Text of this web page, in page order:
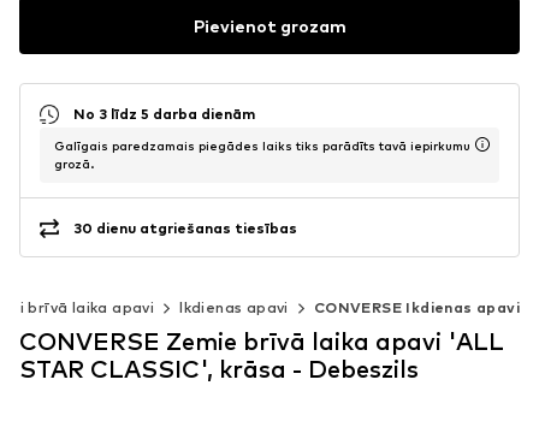
Pievienot grozam
No 3 līdz 5 darba dienām
Galīgais paredzamais piegādes laiks tiks parādīts tavā iepirkumu
grozā.
30 dienu atgriešanas tiesības
brīvā laika apavi Ikdienas apavi CONVERSE Ikdienas apavi
CONVERSE Zemie brīvā laika apavi 'ALL
STAR CLASSIC', krāsa - Debeszils